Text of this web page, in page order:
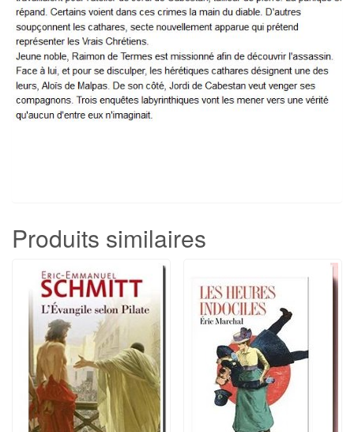
Produits similaires